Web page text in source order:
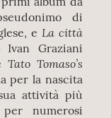
di
e La città
Graziani
Tato Tomaso’s
per la nascita
attività più
numerosi